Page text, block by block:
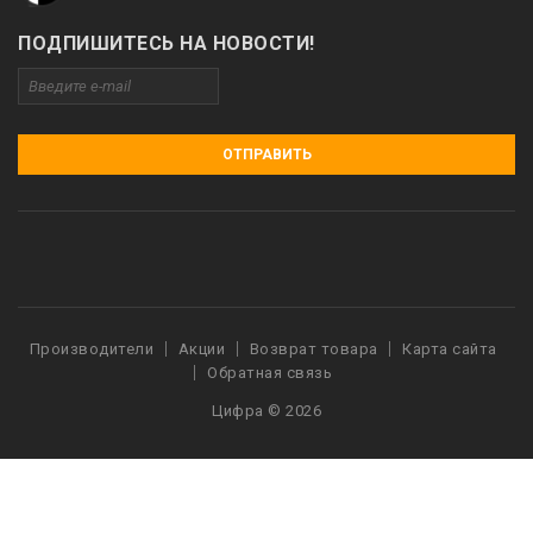
ПОДПИШИТЕСЬ НА НОВОСТИ!
ОТПРАВИТЬ
Производители Акции Возврат товара
Карта сайта
Обратная связь
Цифра © 2026